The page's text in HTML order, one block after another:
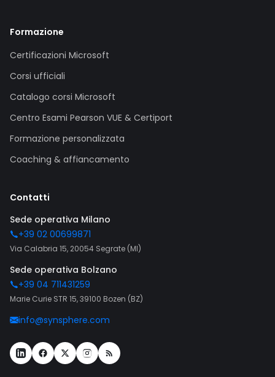
Formazione
Certificazioni Microsoft
Corsi ufficiali
Catalogo corsi Microsoft
Centro Esami Pearson VUE & Certiport
Formazione personalizzata
Coaching & affiancamento
Contatti
Sede operativa Milano
+39 02 00699871
Via Calabria 15, 20054 Segrate (MI)
Sede operativa Bolzano
+39 04 711431259
Marie Curie STR 15, 39100 Bozen (BZ)
info@synsphere.com